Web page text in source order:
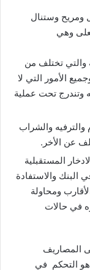
وستنال
وهي
والتي تختلف من
الأمور التي لا
وتندرج تحت عملية
والترفيه والشراب
عن الأخر.
المستقبلية
البنك والاستفادة
ومحاولة
في حالات
المصاريف
هو التحكم في